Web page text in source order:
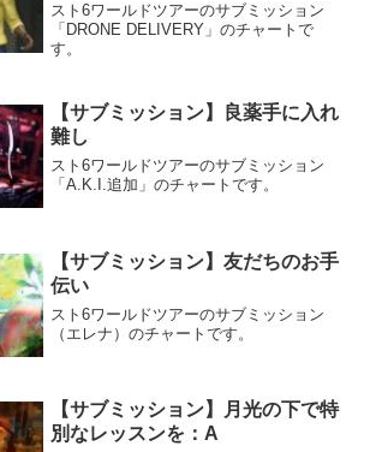
スト6ワールドツアーのサブミッション
「DRONE DELIVERY」のチャートで
す。
【サブミッション】良薬手に入れ
難し
スト6ワールドツアーのサブミッション
「A.K.I.追加」のチャートです。
【サブミッション】友だちのお手
伝い
スト6ワールドツアーのサブミッション
（エレナ）のチャートです。
【サブミッション】月光の下で特
別なレッスンを：A